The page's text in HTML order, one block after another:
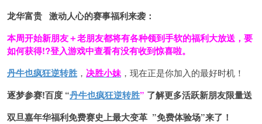
龙华富贵 激动人心的赛事福利来袭：
本周开始新朋友＋老朋友都将有各种领到手软的福利大放送，要
如何获得!?登入游戏中查看有没有收到惊喜啦。
丹牛也疯狂逆转胜 ， 决胜小妹 ，现在正是你加入的最好时机！
逐梦参赛!百度 “丹牛也疯狂逆转胜” 了解更多活跃新朋友限量送
双旦嘉年华福利免费赛史上最大变革 ”免费体验场”来了！